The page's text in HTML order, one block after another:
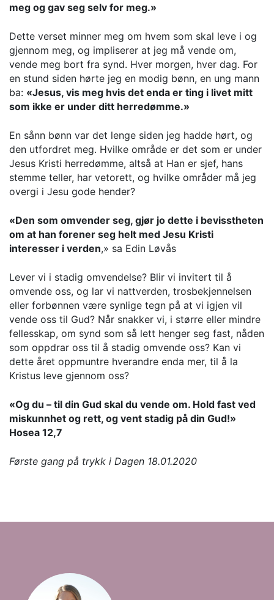
meg og gav seg selv for meg.»
Dette verset minner meg om hvem som skal leve i og
gjennom meg, og impliserer at jeg må vende om,
vende meg bort fra synd. Hver morgen, hver dag. For
en stund siden hørte jeg en modig bønn, en ung mann
ba: «Jesus, vis meg hvis det enda er ting i livet mitt
som ikke er under ditt herredømme.»
En sånn bønn var det lenge siden jeg hadde hørt, og
den utfordret meg. Hvilke område er det som er under
Jesus Kristi herredømme, altså at Han er sjef, hans
stemme teller, har vetorett, og hvilke områder må jeg
overgi i Jesu gode hender?
«Den som omvender seg, gjør jo dette i bevisstheten
om at han forener seg helt med Jesu Kristi
interesser i verden,» sa Edin Løvås
Lever vi i stadig omvendelse? Blir vi invitert til å
omvende oss, og lar vi nattverden, trosbekjennelsen
eller forbønnen være synlige tegn på at vi igjen vil
vende oss til Gud? Når snakker vi, i større eller mindre
fellesskap, om synd som så lett henger seg fast, nåden
som oppdrar oss til å stadig omvende oss? Kan vi
dette året oppmuntre hverandre enda mer, til å la
Kristus leve gjennom oss?
«Og du – til din Gud skal du vende om. Hold fast ved
miskunnhet og rett, og vent stadig på din Gud!»
Hosea 12,7
Første gang på trykk i Dagen 18.01.2020